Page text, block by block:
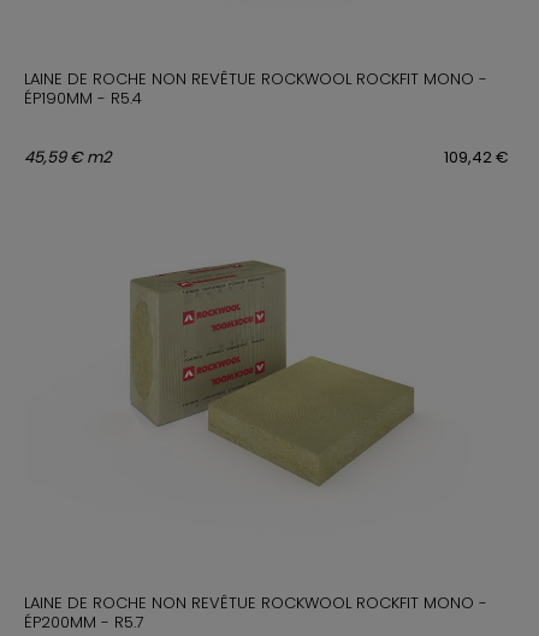
LAINE DE ROCHE NON REVÊTUE ROCKWOOL ROCKFIT MONO -
ÉP190MM - R5.4
109,42 €
45,59 € m2
LAINE DE ROCHE NON REVÊTUE ROCKWOOL ROCKFIT MONO -
ÉP200MM - R5.7